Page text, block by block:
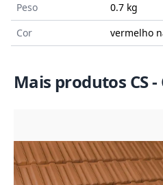
Peso
0.7 kg
Cor
vermelho
Mais produtos CS